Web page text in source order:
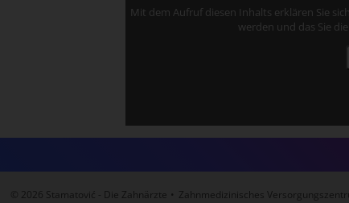
Mit dem Aufruf diesen Inhalts erklären Sie
werden und das Sie die
© 2026 Stamatović - Die Zahnärzte • Zahnmedizinisches